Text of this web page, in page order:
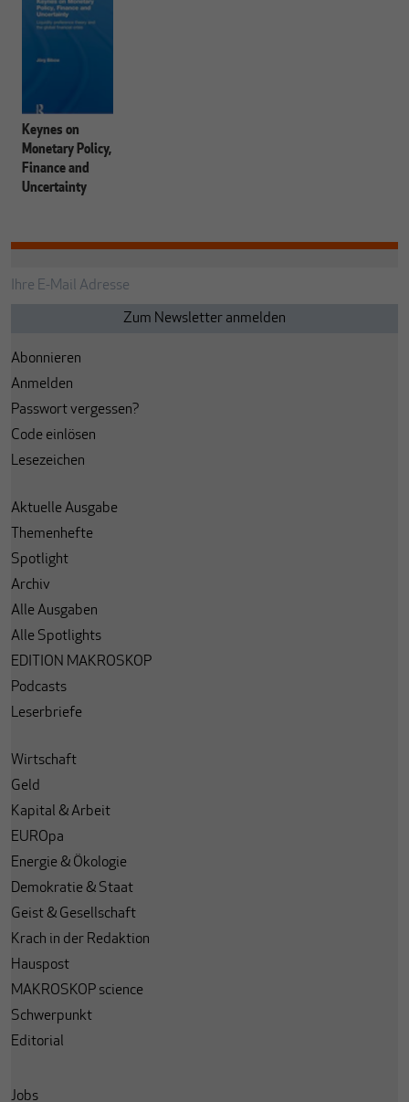
Keynes on
Monetary Policy,
Finance and
Uncertainty
Abonnieren
Anmelden
Passwort vergessen?
Code einlösen
Lesezeichen
Aktuelle Ausgabe
Themenhefte
Spotlight
Archiv
Alle Ausgaben
Alle Spotlights
EDITION MAKROSKOP
Podcasts
Leserbriefe
Wirtschaft
Geld
Kapital & Arbeit
EUROpa
Energie & Ökologie
Demokratie & Staat
Geist & Gesellschaft
Krach in der Redaktion
Hauspost
MAKROSKOP science
Schwerpunkt
Editorial
Jobs